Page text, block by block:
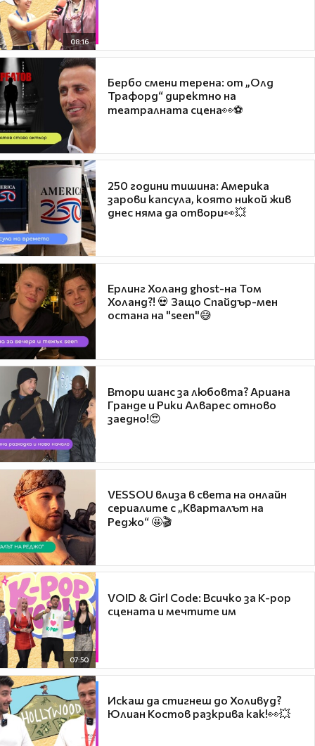
08:16
Бербо смени терена: от „Олд
Трафорд“ директно на
театралната сцена👀⚽
250 години тишина: Америка
зарови капсула, която никой жив
днес няма да отвори👀💥
Ерлинг Холанд ghost-на Том
Холанд?! 💀 Защо Спайдър-мен
остана на "seen"😅
Втори шанс за любовта? Ариана
Гранде и Рики Алварес отново
заедно!😍
VESSOU влиза в света на онлайн
сериалите с „Кварталът на
Реджо“ 🤩🎬
07:50
VOID & Girl Code: Всичко за K-pop
сцената и мечтите им
Искаш да стигнеш до Холивуд?
Юлиан Костов разкрива как!👀💥